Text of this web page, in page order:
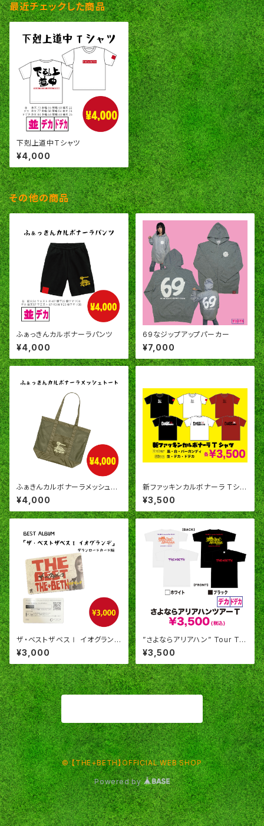
最近チェックした商品
下剋上道中Tシャツ
¥4,000
その他の商品
ふぁっきんカルボナーラパンツ
¥4,000
69なジップアップパーカー
¥7,000
ふぁきんカルボナーラメッシュト
ート
¥4,000
新ファッキンカルボナーラ Tシャ
ツ
¥3,500
ザ・ベストザベスⅠ イオグランデ
【ダウンロードカード版】
¥3,000
”さよならアリアハン” Tour Tシ
ャツ
¥3,500
© 【THE+BETH】OFFICIAL WEB SHOP
Powered by